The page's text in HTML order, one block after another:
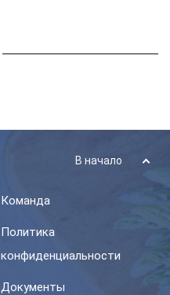
В начало
Команда
Политика
конфиденциальности
Документы